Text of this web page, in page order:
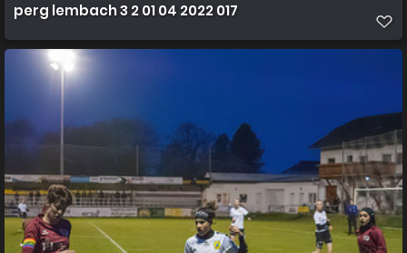
perg lembach 3 2 01 04 2022 017